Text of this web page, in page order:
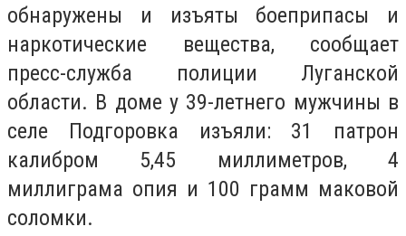
обнаружены и изъяты боеприпасы и
наркотические вещества, сообщает
пресс-служба полиции Луганской
области. В доме у 39-летнего мужчины в
селе Подгоровка изъяли: 31 патрон
калибром 5,45 миллиметров, 4
миллиграма опия и 100 грамм маковой
соломки.